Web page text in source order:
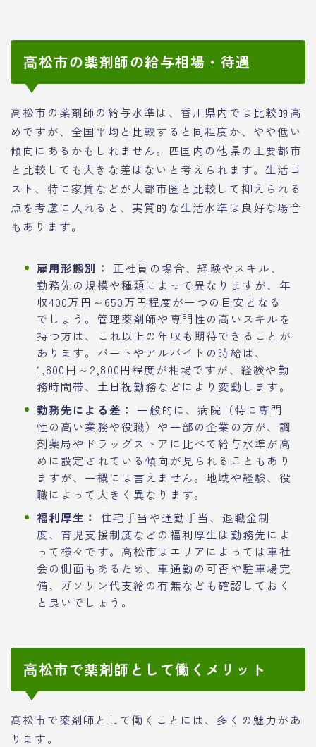
高松市の薬剤師の給与相場・待遇
高松市の薬剤師の給与水準は、香川県内では比較的高
めですが、全国平均と比較すると同程度か、やや低い
傾向にあるかもしれません。四国内の他県の主要都市
と比較しても大きな差はないと考えられます。生活コ
スト、特に家賃などが大都市圏と比較して抑えられる
点を考慮に入れると、実質的な生活水準は良好な場合
もあります。
雇用形態別：
正社員の場合、経験やスキル、
勤務先の規模や種類によって異なりますが、年
収400万円～650万円程度が一つの目安となる
でしょう。管理薬剤師や専門性の高いスキルを
持つ方は、これ以上の年収も期待できることが
あります。パートやアルバイトの時給は、
1,800円～2,800円程度が相場ですが、経験や勤
務時間帯、土日祝勤務などにより変動します。
勤務先による差：
一般的に、病院（特に専門
性の高い業務や役職）や一部の企業の方が、調
剤薬局やドラッグストアに比べて給与水準が高
めに設定されている傾向が見られることもあり
ますが、一概には言えません。地域や経験、役
職によって大きく異なります。
福利厚生：
住宅手当や通勤手当、退職金制
度、育児支援制度などの福利厚生は勤務先によ
って様々です。高松市はエリアによっては車社
会の側面もあるため、車通勤の可否や駐車場完
備、ガソリン代支給の有無なども確認しておく
と良いでしょう。
高松市で薬剤師として働くメリット
高松市で薬剤師として働くことには、多くの魅力があ
ります。